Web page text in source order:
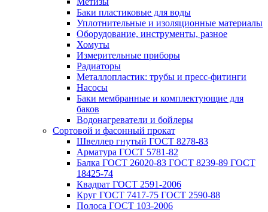
Баки пластиковые для воды
Уплотнительные и изоляционные материалы
Оборудование, инструменты, разное
Хомуты
Измерительные приборы
Радиаторы
Металлопластик: трубы и пресс-фитинги
Насосы
Баки мембранные и комплектующие для
баков
Водонагреватели и бойлеры
Сортовой и фасонный прокат
Швеллер гнутый ГОСТ 8278-83
Арматура ГОСТ 5781-82
Балка ГОСТ 26020-83 ГОСТ 8239-89 ГОСТ
18425-74
Квадрат ГОСТ 2591-2006
Круг ГОСТ 7417-75 ГОСТ 2590-88
Полоса ГОСТ 103-2006